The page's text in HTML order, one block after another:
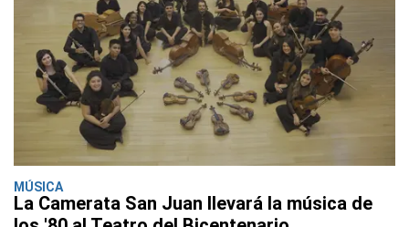
MÚSICA
La Camerata San Juan llevará la música de